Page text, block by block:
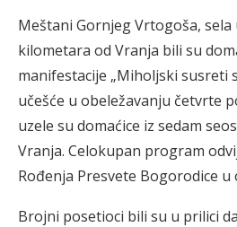
Meštani Gornjeg Vrtogoša,
kilometara od Vranja bili su
manifestacije „Miholjski susreti
učešće u obeležavanju četvrte
uzele su domaćice iz sedam
Vranja. Celokupan program
Rođenja Presvete Bogorodice u
Brojni posetioci bili su u prilici